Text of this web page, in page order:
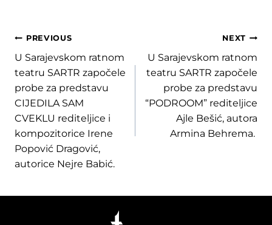
Post
navigation
PREVIOUS
U Sarajevskom ratnom
teatru SARTR započele
probe za predstavu
CIJEDILA SAM
CVEKLU rediteljice i
kompozitorice Irene
Popović Dragović,
autorice Nejre Babić.
NEXT
U Sarajevskom ratnom
teatru SARTR započele
probe za predstavu
“PODROOM” rediteljice
Ajle Bešić, autora
Armina Behrema.